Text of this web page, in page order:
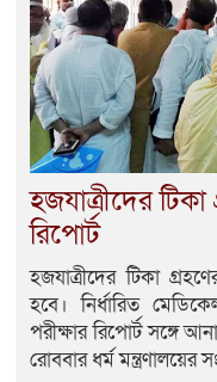
হজযাত্রীদের টিকা
রিপোর্ট
হজযাত্রীদের টিকা
হবে। নির্ধারিত
পরীক্ষার রিপোর্ট সঙ্গে
রোববার ধর্ম মন্ত্রণালয়ের